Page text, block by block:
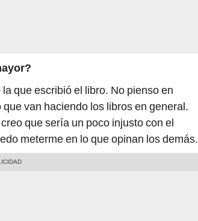
que escribió el libro. No pienso en
van haciendo los libros en general.
que sería un poco injusto con el
meterme en lo que opinan los demás.